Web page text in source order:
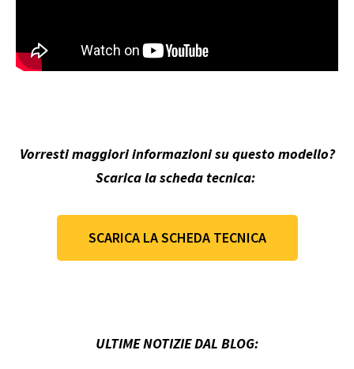
Vorresti maggiori informazioni su questo modello?
Scarica la scheda tecnica:
SCARICA LA SCHEDA TECNICA
ULTIME NOTIZIE DAL BLOG: